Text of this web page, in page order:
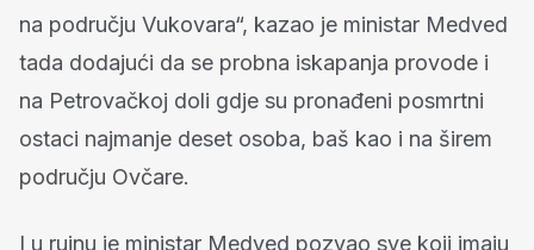
na području Vukovara“, kazao je ministar Medved
tada dodajući da se probna iskapanja provode i
na Petrovačkoj doli gdje su pronađeni posmrtni
ostaci najmanje deset osoba, baš kao i na širem
području Ovčare.
I u rujnu je ministar Medved pozvao sve koji imaju